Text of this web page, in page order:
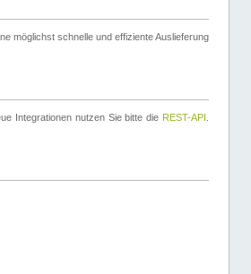
möglichst schnelle und effiziente Auslieferung
Integrationen nutzen Sie bitte die REST-API